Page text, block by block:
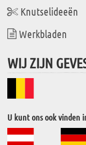
Knutselideeën
Werkbladen
WIJ ZIJN
U kunt ons ook vinden